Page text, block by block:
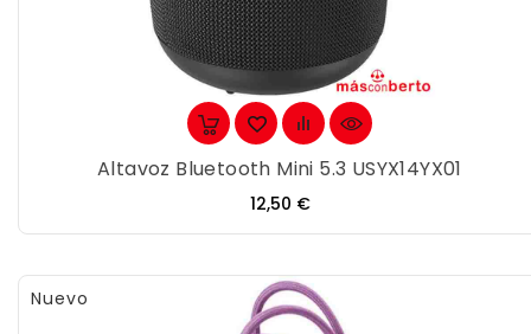
Altavoz Bluetooth Mini 5.3 USYX14YX01
Precio
12,50 €
Nuevo